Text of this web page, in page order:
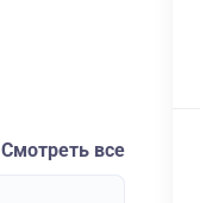
Смотреть все